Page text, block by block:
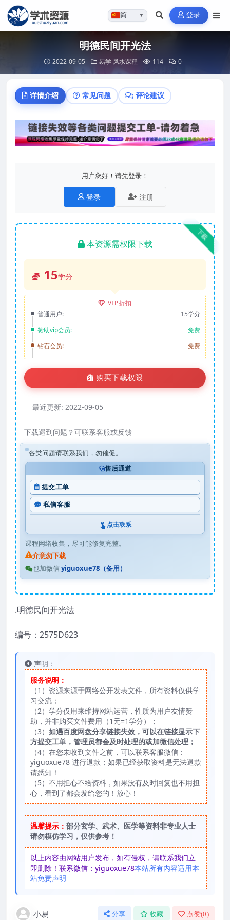
简体…▼ 登录
明德民间开光法
2022-09-05 易学 风水课程 114 0
详情介绍 常见问题 评论建议
用户您好！请先登录！
登录 注册
下载
本资源需权限下载
15学分
VIP折扣
普通用户:
15学分
赞助vip会员:
免费
钻石会员:
免费
购买下载权限
最近更新: 2022-09-05
下载遇到问题？可联系客服或反馈
各类问题请联系我们，勿催促。
售后通道
提交工单
私信客服
点击联系
课程网络收集，尽可能修复完整。
介意勿下载
也加微信yiguoxue78（备用）
.明德民间开光法
编号：2575D623
声明：
服务说明：
（1）资源来源于网络公开发表文件，所有资料仅供学
习交流；
（2）学分仅用来维持网站运营，性质为用户友情赞
助，并非购买文件费用（1元=1学分）；
（3） 如遇百度网盘分享链接失效，可以在链接显示下
方提交工单，管理员都会及时处理的或加微信处理；
（4）在您未收到文件之前，可以联系客服微信：
yiguoxue78 进行退款；如果已经获取资料是无法退款
请悉知！
（5）不用担心不给资料，如果没有及时回复也不用担
心，看到了都会发给您的！放心！
温馨提示： 部分玄学、武术、医学等资料非专业人士
请勿模仿学习，仅供参考！
以上内容由网站用户发布，如有侵权，请联系我们立
即删除！联系微信：yiguoxue78本站所有内容适用本
站免责声明
小易 分享 收藏 点赞(0)